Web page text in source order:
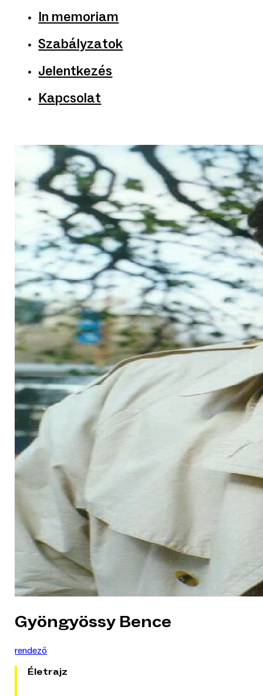
In memoriam
Szabályzatok
Jelentkezés
Kapcsolat
Gyöngyössy Bence
rendező
Életrajz